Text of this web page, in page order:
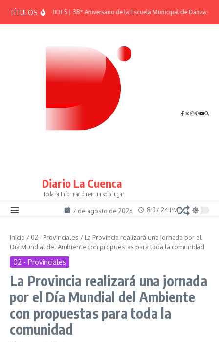
TÍTULOSEFEMÉRIDES | 38° Aniversario de la Escuela Municipal de Danzas “El
Diario La Cuenca
Toda la Información en un solo lugar
7 de agosto de 2026 8:07:24 PM
Inicio / 02 - Provinciales / La Provincia realizará una jornada por el
Día Mundial del Ambiente con propuestas para toda la comunidad
02 - Provinciales
La Provincia realizará una jornada
por el Día Mundial del Ambiente
con propuestas para toda la
comunidad